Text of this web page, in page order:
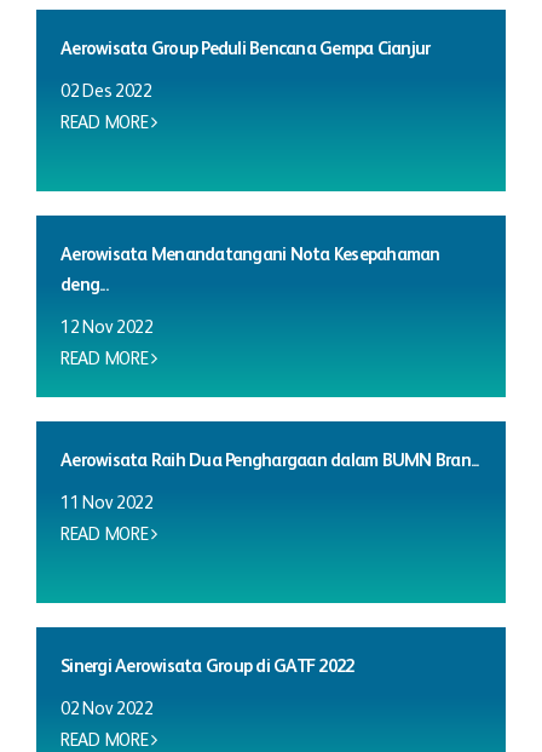
Aerowisata Group Peduli Bencana Gempa Cianjur
02 Des 2022
READ MORE
Aerowisata Menandatangani Nota Kesepahaman
deng...
12 Nov 2022
READ MORE
Aerowisata Raih Dua Penghargaan dalam BUMN Bran...
11 Nov 2022
READ MORE
Sinergi Aerowisata Group di GATF 2022
02 Nov 2022
READ MORE